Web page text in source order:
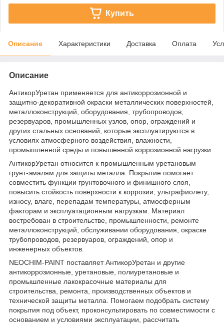
Купить
Описание Характеристики Доставка Оплата
Описание
АнтикорУретан применяется для антикоррозионной и
защитно-декоративной окраски металлических поверхностей,
металлоконструкций, оборудования, трубопроводов,
резервуаров, промышленных узлов, опор, ограждений и
других стальных оснований, которые эксплуатируются в
условиях атмосферного воздействия, влажности,
промышленной среды и повышенной коррозионной нагрузки.
АнтикорУретан относится к промышленным уретановым
грунт-эмалям для защиты металла. Покрытие помогает
совместить функции грунтовочного и финишного слоя,
повысить стойкость поверхности к коррозии, ультрафиолету,
износу, влаге, перепадам температуры, атмосферным
факторам и эксплуатационным нагрузкам. Материал
востребован в строительстве, промышленности, ремонте
металлоконструкций, обслуживании оборудования, окраске
трубопроводов, резервуаров, ограждений, опор и
инженерных объектов.
NEOCHIM-PAINT поставляет АнтикорУретан и другие
антикоррозионные, уретановые, полиуретановые и
промышленные лакокрасочные материалы для
строительства, ремонта, производственных объектов и
технической защиты металла. Помогаем подобрать систему
покрытия под объект, проконсультировать по совместимости с
основанием и условиями эксплуатации, рассчитать